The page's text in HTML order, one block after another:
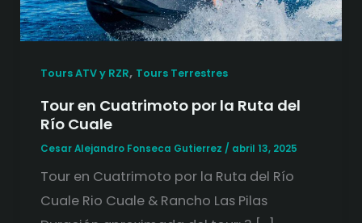
Tours ATV y RZR, Tours Terrestres
Tour en Cuatrimoto por la Ruta del
Río Cuale
Cesar Alejandro Fonseca Gutierrez / abril 13, 2025
Tour en Cuatrimoto por la Ruta del Río
Cuale Rio Cuale & Rancho Las Pilas